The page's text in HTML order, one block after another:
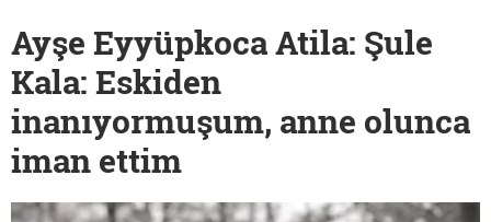
Ayşe Eyyüpkoca Atila: Şule
Kala: Eskiden
inanıyormuşum, anne olunca
iman ettim